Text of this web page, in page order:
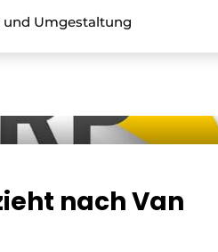
und Umgestaltung
nach Van